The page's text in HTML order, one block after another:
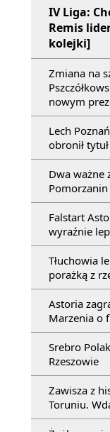
IV Liga:
Remis
kolejki]
Zmiana na
nowym
Lech
obronił
Dwa ważne
Falstart
wyraźnie
Tłuchowia
porażką z
Astoria
Marzenia o
Srebro
Rzeszowie
Zawisza z
Toruniu.